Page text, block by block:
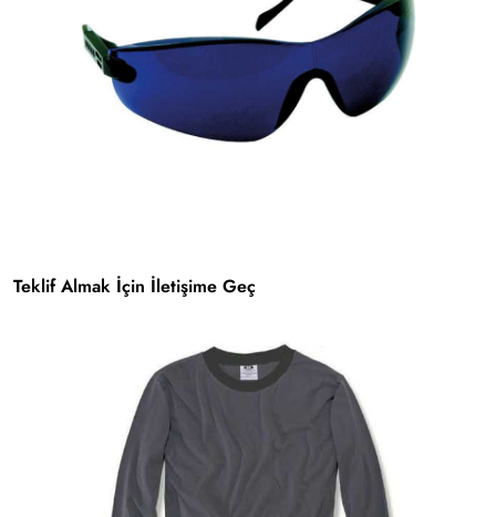
Teklif Almak İçin İletişime Geç